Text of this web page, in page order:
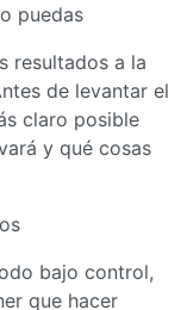
puedas
resultados a la
de levantar el
claro posible
y qué cosas
bajo control,
que hacer